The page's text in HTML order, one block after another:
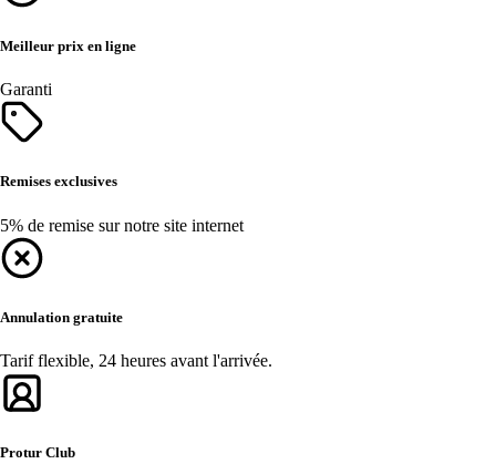
Meilleur prix en ligne
Garanti
Remises exclusives
5% de remise sur notre site internet
Annulation gratuite
Tarif flexible, 24 heures avant l'arrivée.
Protur Club